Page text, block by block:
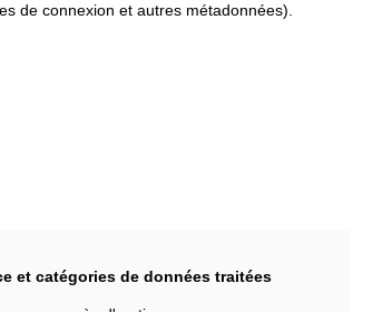
de connexion et autres métadonnées).
et catégories de données traitées